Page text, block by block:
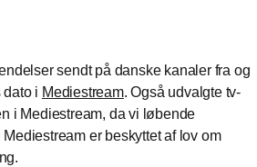
sendt på danske kanaler fra og
dato i Mediestream. Også udvalgte tv-
i Mediestream, da vi løbende
er beskyttet af lov om